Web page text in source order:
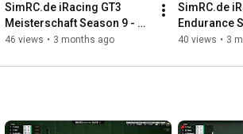
SimRC.de iRacing GT3
Meisterschaft Season 9 -
Rennen 5 - Charlotte Motor
46 views • 3 months ago
SimRC.de
Endurance
Rennen 6 -
40 views • 3